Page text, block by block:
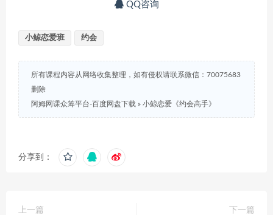
QQ咨询
小鲸恋爱班 约会
所有课程内容从网络收集整理，如有侵权请联系微信：70075683
删除
阿姆网课众筹平台-百度网盘下载 » 小鲸恋爱《约会高手》
分享到：
上一篇
下一篇